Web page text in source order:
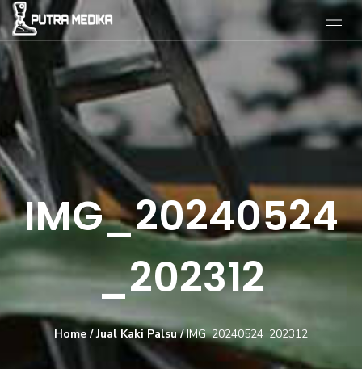
IMG_20240524
_202312
Home /Jual Kaki Palsu/IMG_20240524_202312